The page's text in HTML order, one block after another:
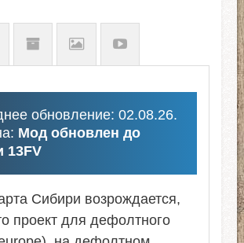
обновление: 02.08.26.
Мод обновлен до
13FV
Сибири возрождается,
проект для дефолтного